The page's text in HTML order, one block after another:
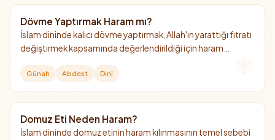
Dövme Yaptırmak Haram mı?
İslam dininde kalıcı dövme yaptırmak, Allah'ın yarattığı fıtratı
değiştirmek kapsamında değerlendirildiği için haram
engel değildir.
Günah Abdest Dini
Domuz Eti Neden Haram?
İslam dininde domuz etinin haram kılınmasının temel sebebi